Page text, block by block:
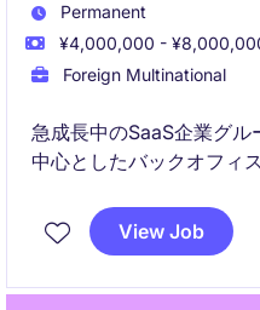
Permanent
¥4,000,000 -
Foreign Multinational
急成長中のSaaS企業グ
中心としたバックオフィ
ら、経理オペレーション
できます。
View Job